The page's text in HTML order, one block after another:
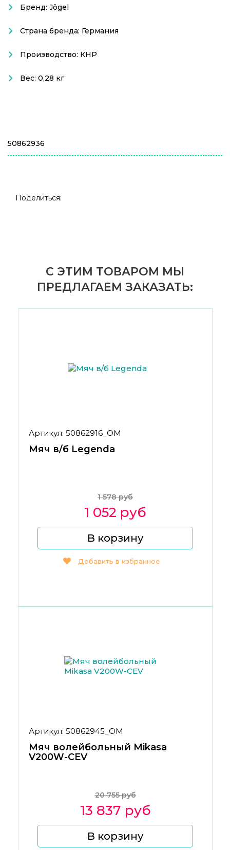
Бренд: Jögel
Страна бренда: Германия
Производство: КНР
Вес: 0,28 кг
50862936
Поделиться:
С ЭТИМ ТОВАРОМ МЫ
ПРЕДЛАГАЕМ ЗАКАЗАТЬ:
Артикул: 50862916_ОМ
Мяч в/б Legenda
1 578 руб
1 052 руб
В корзину
Добавить в избранное
Артикул: 50862945_ОМ
Мяч волейбольный Mikasa
V200W-CEV
20 755 руб
13 837 руб
В корзину